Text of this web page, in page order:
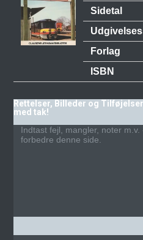
Sidetal
Forlag
ISBN
Rettelser, Billeder og
med tak!